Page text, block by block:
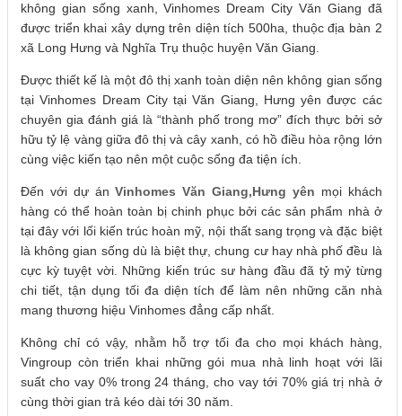
không gian sống xanh, Vinhomes Dream City Văn Giang đã
được triển khai xây dựng trên diện tích 500ha, thuộc địa bàn 2
xã Long Hưng và Nghĩa Trụ thuộc huyện Văn Giang.
Được thiết kế là một đô thị xanh toàn diện nên không gian sống
tại Vinhomes Dream City tại Văn Giang, Hưng yên được các
chuyên gia đánh giá là “thành phố trong mơ” đích thực bởi sở
hữu tỷ lệ vàng giữa đô thị và cây xanh, có hồ điều hòa rộng lớn
cùng việc kiến tạo nên một cuộc sống đa tiện ích.
Đến với dự ánVinhomes Văn Giang,Hưng yên mọi khách
hàng có thể hoàn toàn bị chinh phục bởi các sản phẩm nhà ở
tại đây với lối kiến trúc hoàn mỹ, nội thất sang trọng và đặc biệt
là không gian sống dù là biệt thự, chung cư hay nhà phố đều là
cực kỳ tuyệt vời. Những kiến trúc sư hàng đầu đã tỷ mỷ từng
chi tiết, tận dụng tối đa diện tích để làm nên những căn nhà
mang thương hiệu Vinhomes đẳng cấp nhất.
Không chỉ có vậy, nhằm hỗ trợ tối đa cho mọi khách hàng,
Vingroup còn triển khai những gói mua nhà linh hoạt với lãi
suất cho vay 0% trong 24 tháng, cho vay tới 70% giá trị nhà ở
cùng thời gian trả kéo dài tới 30 năm.